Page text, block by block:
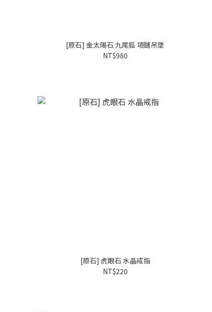
[原石] 金太陽石 九尾狐 項鏈吊墜
NT$980
[原石] 虎眼石 水晶戒指
NT$220